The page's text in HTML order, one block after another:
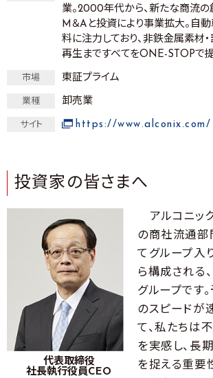
業。2000年代から、新たな商流
M＆Aと投資により事業拡大。自動
料に注力しており、非鉄金属素材・
再生まですべてをONE-STOPで提
市場 東証プライム
業種 卸売業
サイト https://www.alconix.com/
投資家の皆さまへ
代表取締役
社長執行役員CEO
アルコニッ
の商社流通部
てグループ入
ら構成される
グループです
のスピードが
て、私たちは
を実感し、長
を捉える重要